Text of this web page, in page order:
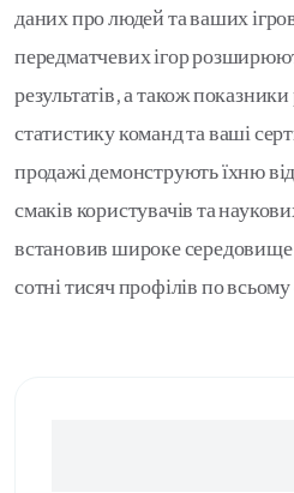
даних про людей та ваших
передматчевих ігор
результатів, а також показники
статистику команд та ваші
продажі демонструють їхню
смаків користувачів та
встановив широке середовище
сотні тисяч профілів по всьому